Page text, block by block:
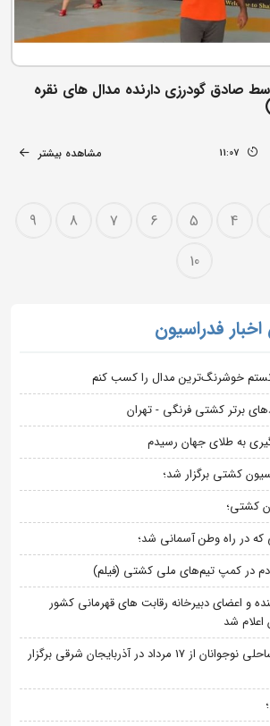
صادق گودرزی دارنده مدال های نقره
11:07 مشاهده بیشتر
4
5
6
7
8
9
10
فدراسیون
خوشرنگ‌ترین مدال را کسب کنم
برتر کشتی فرنگی - تهران
به طلای جهان رسیدم
کشتی برگزار شد؛
کشتی؛
که در راه وطن آسمانی شد؛
در کمپ تیم‌های ملی کشتی (فیلم)
و اعضای دبیرخانه رقابت های قهرمانی کشور
شد
اردوی تیم ملی کشتی ساحلی نوجوانان از 17 مرداد در آذربایجان شرقی برگزار